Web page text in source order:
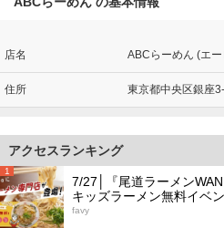
店名 ABCらーめん (エ
住所 東京都中央区銀座
アクセスランキング
1
7/27│『尾道ラーメン
キッズラーメン無料イベ
favy